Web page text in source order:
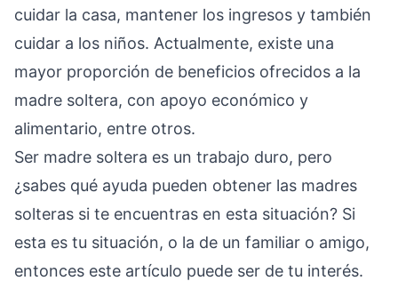
cuidar la casa, mantener los ingresos y también
cuidar a los niños. Actualmente, existe una
mayor proporción de beneficios ofrecidos a la
madre soltera, con apoyo económico y
alimentario, entre otros.
Ser madre soltera es un trabajo duro, pero
¿sabes qué ayuda pueden obtener las madres
solteras si te encuentras en esta situación? Si
esta es tu situación, o la de un familiar o amigo,
entonces este artículo puede ser de tu interés.